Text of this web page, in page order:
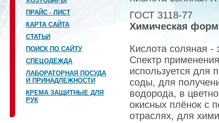
ПРАЙС - ЛИСТ
КАРТА САЙТА
СТАТЬИ
ПОИСК ПО САЙТУ
СПЕЦОДЕЖДА
ЛАБОРАТОРНАЯ ПОСУДА
И ПРИНАДЛЕЖНОСТИ
КРЕМА ЗАЩИТНЫЕ ДЛЯ
РУК
ГОСТ 3118-77
Химическая
Кислота соляная -
Спектр
используется для
соды, для
водорода, в
окисных плёнок с
отраслях, для